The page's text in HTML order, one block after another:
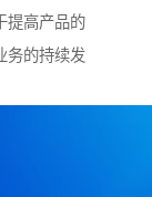
提高产品的
务的持续发